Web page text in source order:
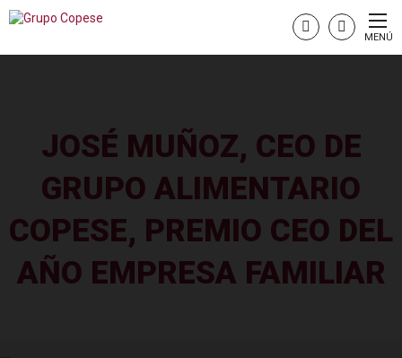
MENÚ
JOSÉ MUÑOZ, CEO DE
GRUPO ALIMENTARIO
COPESE, PREMIO CEO DEL
AÑO EMPRESA FAMILIAR